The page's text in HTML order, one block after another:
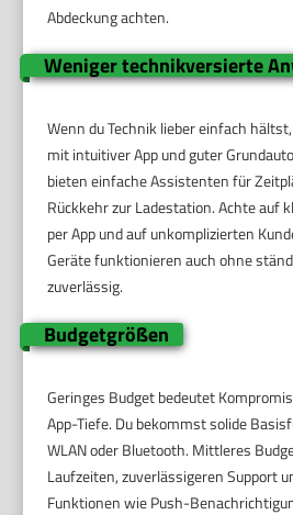
Abdeckung achten.
Weniger technikversierte
Wenn du Technik lieber einfach
mit intuitiver App und guter
bieten einfache Assistenten für
Rückkehr zur Ladestation. Achte auf
per App und auf unkomplizierten
Geräte funktionieren auch ohne
zuverlässig.
Budgetgrößen
Geringes Budget bedeutet
App-Tiefe. Du bekommst solide
WLAN oder Bluetooth. Mittleres
Laufzeiten, zuverlässigeren Support
Funktionen wie Push-